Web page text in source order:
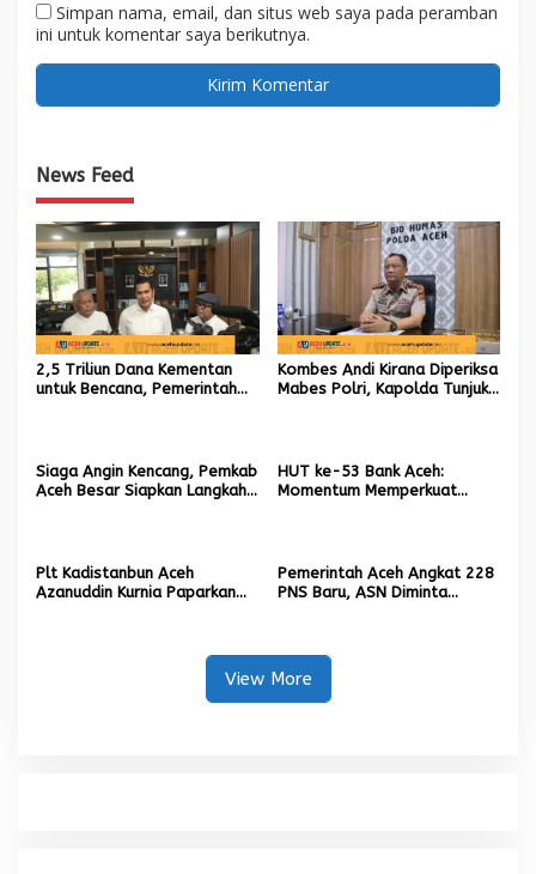
Simpan nama, email, dan situs web saya pada peramban
ini untuk komentar saya berikutnya.
News Feed
2,5 Triliun Dana Kementan
untuk Bencana, Pemerintah
Kombes Andi Kirana Diperiksa
Mabes Polri, Kapolda Tunjuk
Siaga Angin Kencang, Pemkab
Aceh Besar Siapkan Langkah
HUT ke-53 Bank Aceh:
Momentum Memperkuat
Plt Kadistanbun Aceh
Azanuddin Kurnia Paparkan
Pemerintah Aceh Angkat 228
PNS Baru, ASN Diminta
View More